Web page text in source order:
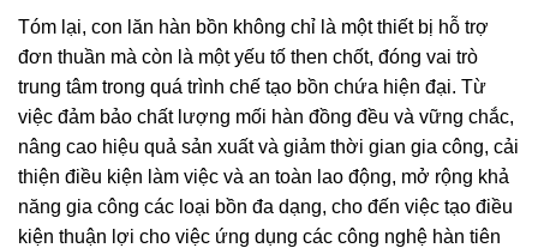
Tóm lại, con lăn hàn bồn không chỉ là một thiết bị hỗ trợ
đơn thuần mà còn là một yếu tố then chốt, đóng vai trò
trung tâm trong quá trình chế tạo bồn chứa hiện đại. Từ
việc đảm bảo chất lượng mối hàn đồng đều và vững chắc,
nâng cao hiệu quả sản xuất và giảm thời gian gia công, cải
thiện điều kiện làm việc và an toàn lao động, mở rộng khả
năng gia công các loại bồn đa dạng, cho đến việc tạo điều
kiện thuận lợi cho việc ứng dụng các công nghệ hàn tiên